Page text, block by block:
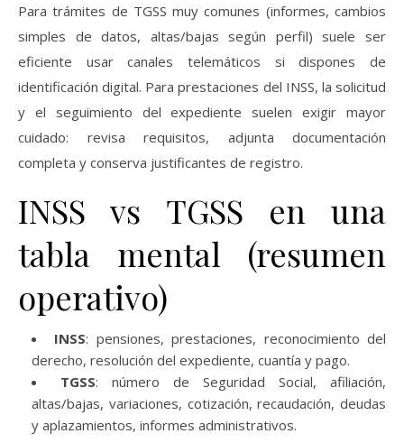
Para trámites de TGSS muy comunes (informes, cambios
simples de datos, altas/bajas según perfil) suele ser
eficiente usar canales telemáticos si dispones de
identificación digital. Para prestaciones del INSS, la solicitud
y el seguimiento del expediente suelen exigir mayor
cuidado: revisa requisitos, adjunta documentación
completa y conserva justificantes de registro.
INSS vs TGSS en una
tabla mental (resumen
operativo)
INSS: pensiones, prestaciones, reconocimiento del
derecho, resolución del expediente, cuantía y pago.
TGSS: número de Seguridad Social, afiliación,
altas/bajas, variaciones, cotización, recaudación, deudas
y aplazamientos, informes administrativos.